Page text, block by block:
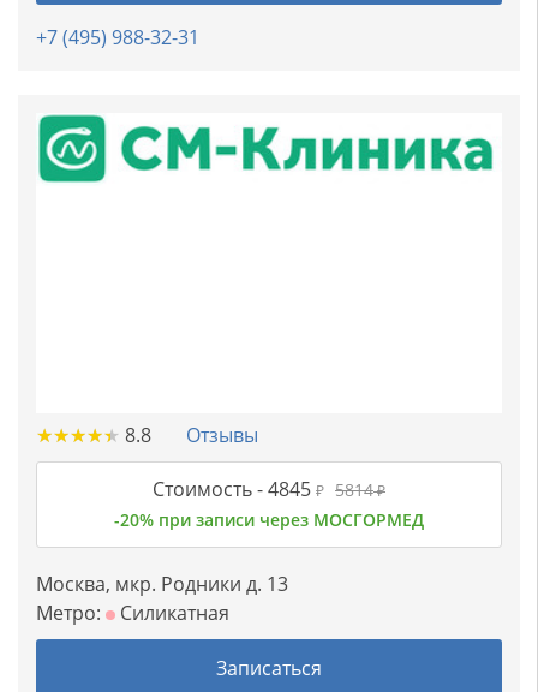
+7 (495) 988-32-31
★★★★★
★★★★★ 8.8 Отзывы
Стоимость -4845 ₽ 5814₽
-20% при записи через МОСГОРМЕД
Москва, мкр. Родники д. 13
Метро:
Силикатная
Записаться